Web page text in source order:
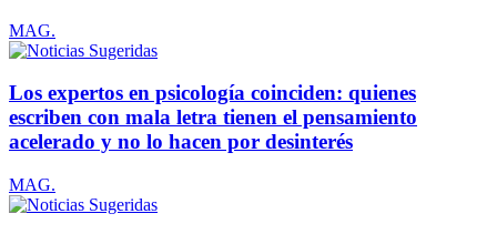
MAG.
Los expertos en psicología coinciden: quienes
escriben con mala letra tienen el pensamiento
acelerado y no lo hacen por desinterés
MAG.